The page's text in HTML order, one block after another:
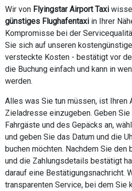
Wir von Flyingstar Airport Taxi
günstiges Flughafentaxi in Ihrer
Kompromisse bei der
Sie sich auf unseren
versteckte Kosten - bestätigt vor
die Buchung einfach und kann in
werden.
Alles was Sie tun müssen, ist Ihren
Zieladresse einzugeben. Geben
Fahrgäste und des Gepäcks an,
und geben Sie das Datum und die
buchen möchten. Nachdem Sie den
und die Zahlungsdetails bestätigt
darauf eine Bestätigungsnachricht.
transparenten Service, bei dem Sie